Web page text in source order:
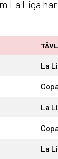
La Liga
La
La
La